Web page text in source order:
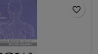
favorite_border